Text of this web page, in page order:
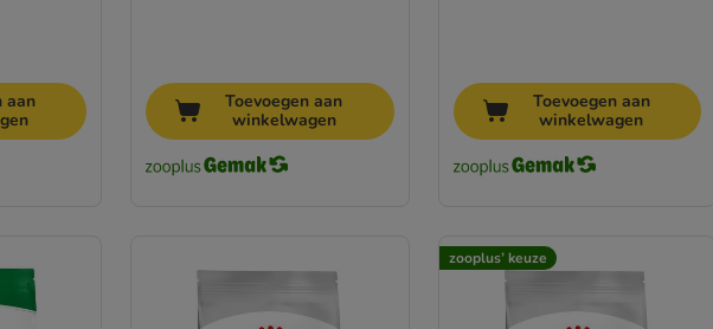
aan
Toevoegen aan
winkelwagen
Toevoegen aan
winkelwagen
zooplus’ keuze